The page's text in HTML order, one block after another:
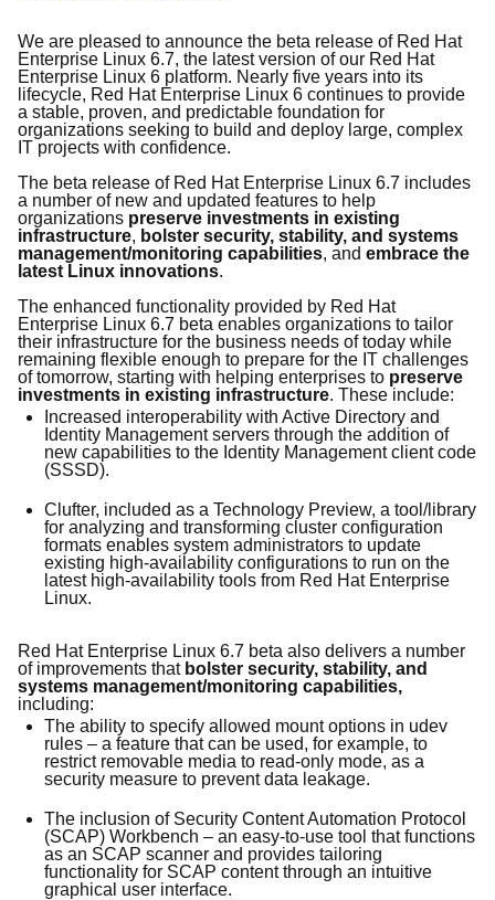
We are pleased to announce the beta release of Red Hat
Enterprise Linux 6.7, the latest version of our Red Hat
Enterprise Linux 6 platform. Nearly five years into its
lifecycle, Red Hat Enterprise Linux 6 continues to provide
a stable, proven, and predictable foundation for
organizations seeking to build and deploy large, complex
IT projects with confidence.
The beta release of Red Hat Enterprise Linux 6.7 includes
a number of new and updated features to help
organizations preserve investments in existing
infrastructure, bolster security, stability, and systems
management/monitoring capabilities, and embrace the
latest Linux innovations.
The enhanced functionality provided by Red Hat
Enterprise Linux 6.7 beta enables organizations to tailor
their infrastructure for the business needs of today while
remaining flexible enough to prepare for the IT challenges
of tomorrow, starting with helping enterprises to preserve
investments in existing infrastructure. These include:
Increased interoperability with Active Directory and
Identity Management servers through the addition of
new capabilities to the Identity Management client code
(SSSD).
Clufter, included as a Technology Preview, a tool/library
for analyzing and transforming cluster configuration
formats enables system administrators to update
existing high-availability configurations to run on the
latest high-availability tools from Red Hat Enterprise
Linux.
Red Hat Enterprise Linux 6.7 beta also delivers a number
of improvements that bolster security, stability, and
systems management/monitoring capabilities,
including:
The ability to specify allowed mount options in udev
rules – a feature that can be used, for example, to
restrict removable media to read-only mode, as a
security measure to prevent data leakage.
The inclusion of Security Content Automation Protocol
(SCAP) Workbench – an easy-to-use tool that functions
as an SCAP scanner and provides tailoring
functionality for SCAP content through an intuitive
graphical user interface.